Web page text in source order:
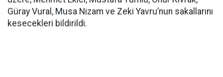
Güray Vural, Musa Nizam ve Zeki Yavru’nun sakallarını
kesecekleri bildirildi.